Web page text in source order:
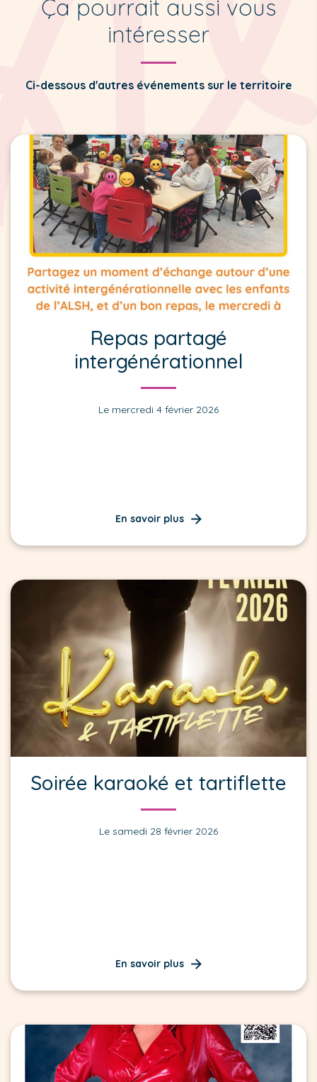
Ça pourrait aussi vous
intéresser
Ci-dessous d'autres événements sur le territoire
Repas partagé
intergénérationnel
Le mercredi 4 février 2026
En savoir plus
Soirée karaoké et tartiflette
Le samedi 28 février 2026
En savoir plus